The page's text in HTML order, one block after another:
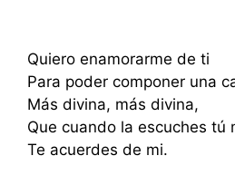
Quiero enamorarme de ti
Para poder componer una
Más divina, más divina,
Que cuando la escuches tú
Te acuerdes de mi.